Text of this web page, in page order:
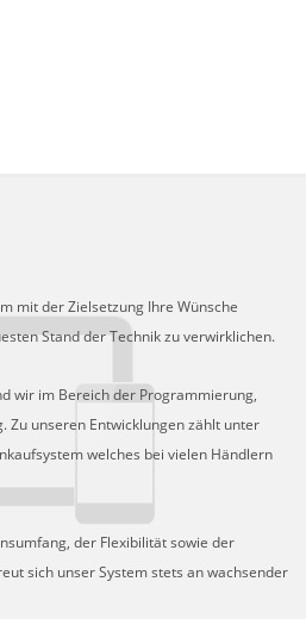
mit der Zielsetzung Ihre Wünsche
Stand der Technik zu verwirklichen.
wir im Bereich der Programmierung,
Zu unseren Entwicklungen zählt unter
welches bei vielen Händlern
der Flexibilität sowie der
sich unser System stets an wachsender